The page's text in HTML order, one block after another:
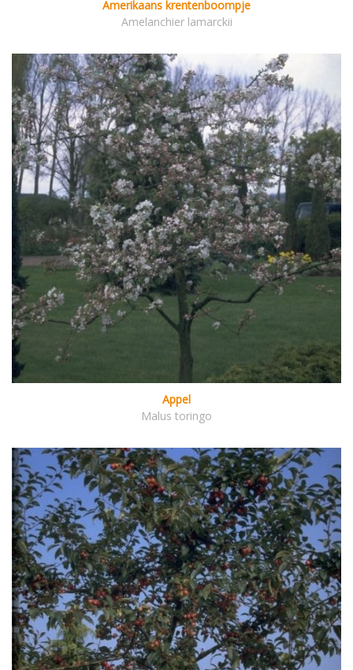
Amerikaans krentenboompje
Amelanchier lamarckii
Appel
Malus toringo